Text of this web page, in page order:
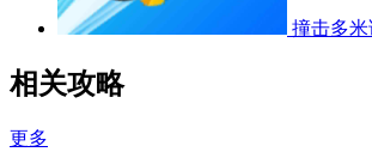
撞击多米
相关攻略
更多